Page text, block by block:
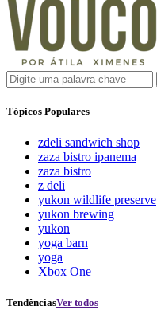
Tópicos Populares
zdeli sandwich shop
zaza bistro ipanema
zaza bistro
z deli
yukon wildlife preserve
yukon brewing
yukon
yoga barn
yoga
Xbox One
TendênciasVer todos